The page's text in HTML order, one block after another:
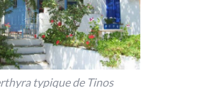
typique de Tinos